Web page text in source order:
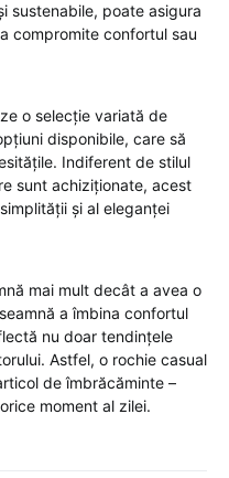
sustenabile, poate asigura
compromite confortul sau
o selecție variată de
disponibile, care să
Indiferent de stilul
sunt achiziționate, acest
și al eleganței
mai mult decât a avea o
a îmbina confortul
nu doar tendințele
Astfel, o rochie casual
de îmbrăcăminte –
moment al zilei.